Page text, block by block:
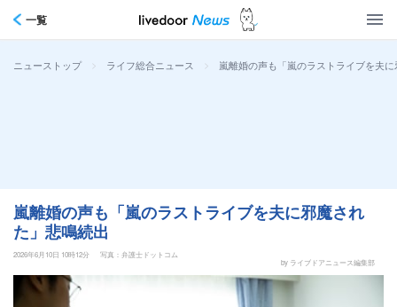
一覧
ニューストップ > ライフ総合ニュース > 嵐離婚の声も「嵐のラストライブを夫
嵐離婚の声も「嵐のラストライブを夫に邪魔され
た」悲鳴続出
2026年6月10日 10時12分
写真：弁護士ドットコム
by ライブドアニュース編集部